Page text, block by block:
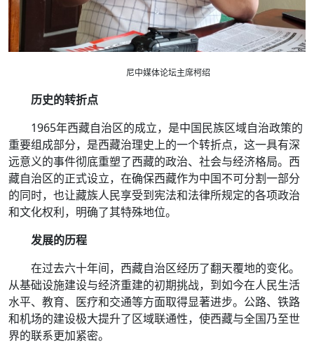
尼中媒体论坛主席柯绍
历史的转折点
1965年西藏自治区的成立，是中国民族区域自治政策的
重要组成部分，是西藏治理史上的一个转折点，这一具有深
远意义的事件彻底重塑了西藏的政治、社会与经济格局。西
藏自治区的正式设立，在确保西藏作为中国不可分割一部分
的同时，也让藏族人民享受到宪法和法律所规定的各项政治
和文化权利，明确了其特殊地位。
发展的历程
在过去六十年间，西藏自治区经历了翻天覆地的变化。
从基础设施建设与经济重建的初期挑战，到如今在人民生活
水平、教育、医疗和交通等方面取得显著进步。公路、铁路
和机场的建设极大提升了区域联通性，使西藏与全国乃至世
界的联系更加紧密。